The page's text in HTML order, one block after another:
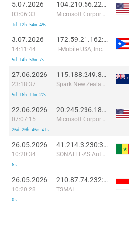
5.07.2026
03:06:33
1d 12h 54m 49s
104.210.56.224:8095
Microsoft Corporation
3.07.2026
14:11:44
5d 14h 53m 7s
172.59.21.162:14668
T-Mobile USA, Inc.
27.06.2026
23:18:37
5d 16h 11m 22s
115.188.249.81:45055
Spark New Zealand Trading Ltd
22.06.2026
07:07:15
26d 20h 46m 41s
20.245.236.181:33058
Microsoft Corporation
26.05.2026
10:20:34
6s
41.214.3.230:32663
SONATEL-AS Autonomous System
26.05.2026
10:20:28
0s
210.87.74.232:53018
TSMAI